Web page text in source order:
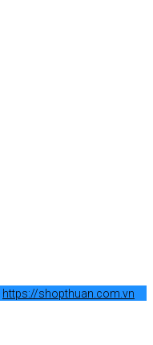
https://shopthuan.com.vn